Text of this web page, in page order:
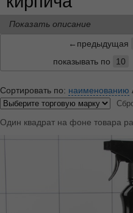
Показать описание
←предыдущая
показывать по
10
Сортировать по: наименованию
Один квадрат на фоне товара